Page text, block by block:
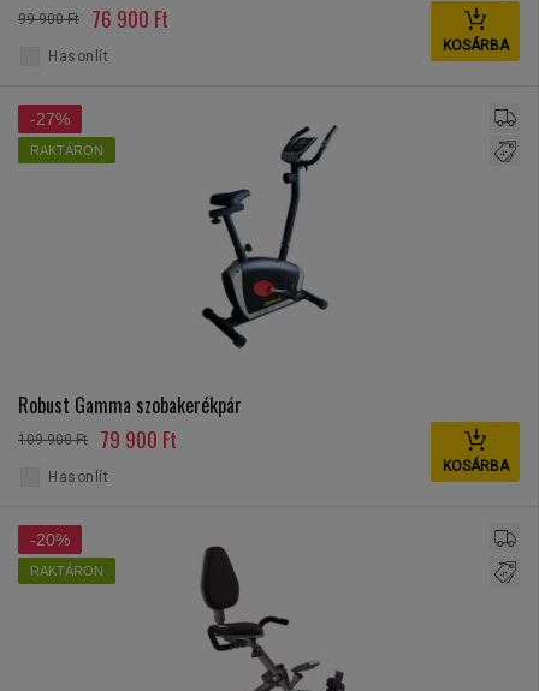
99 900 Ft 76 900 Ft
KOSÁRBA
Hasonlít
-27%
RAKTÁRON
Robust Gamma szobakerékpár
109 900 Ft 79 900 Ft
KOSÁRBA
Hasonlít
-20%
RAKTÁRON